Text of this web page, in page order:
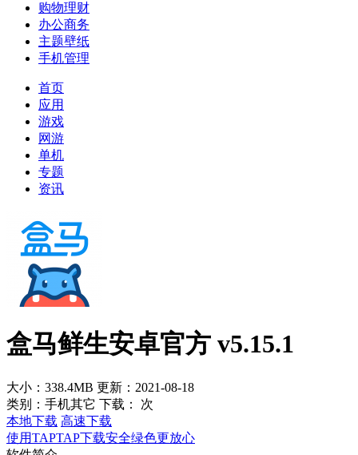
购物理财
办公商务
主题壁纸
手机管理
首页
应用
游戏
网游
单机
专题
资讯
盒马鲜生安卓官方 v5.15.1
大小：338.4MB 更新：2021-08-18
类别：手机其它 下载：
次
本地下载 高速下载
使用TAPTAP下载安全绿色更放心